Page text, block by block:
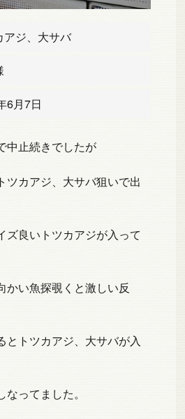
アジ、大サバ
6月7日
中止続きでしたが
ツカアジ、大サバ狙いで出
ズ良いトツカアジが入って
かい魚探覗くと激しい反
とトツカアジ、大サバが入
ってました。